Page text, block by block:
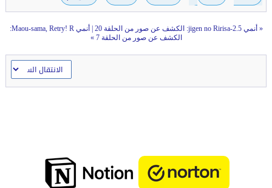
« أنمي 2.5-jigen no Ririsa: الكشف عن صور من الحلقة 20
أنمي Maou-sama, Retry! R:
الكشف عن صور من الحلقة 7
»